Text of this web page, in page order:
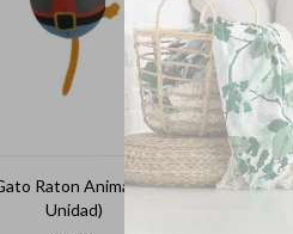
Raton Animal Planet (por
Unidad)